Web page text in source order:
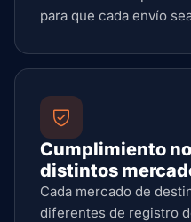
para que cada envío
Cumplimiento
distintos
Cada mercado de
diferentes de registro